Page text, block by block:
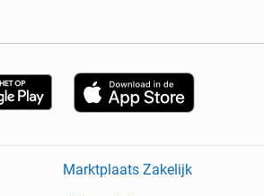
Marktplaats Zakelijk